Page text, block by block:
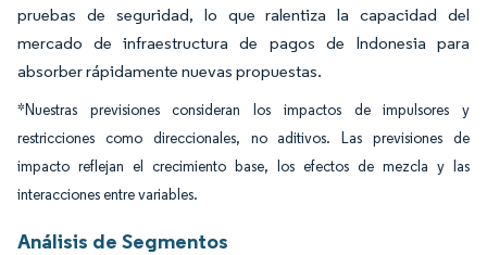
pruebas de seguridad, lo que ralentiza la capacidad del
mercado de infraestructura de pagos de Indonesia para
absorber rápidamente nuevas propuestas.
*Nuestras previsiones consideran los impactos de impulsores y
restricciones como direccionales, no aditivos. Las previsiones de
impacto reflejan el crecimiento base, los efectos de mezcla y las
interacciones entre variables.
Análisis de Segmentos